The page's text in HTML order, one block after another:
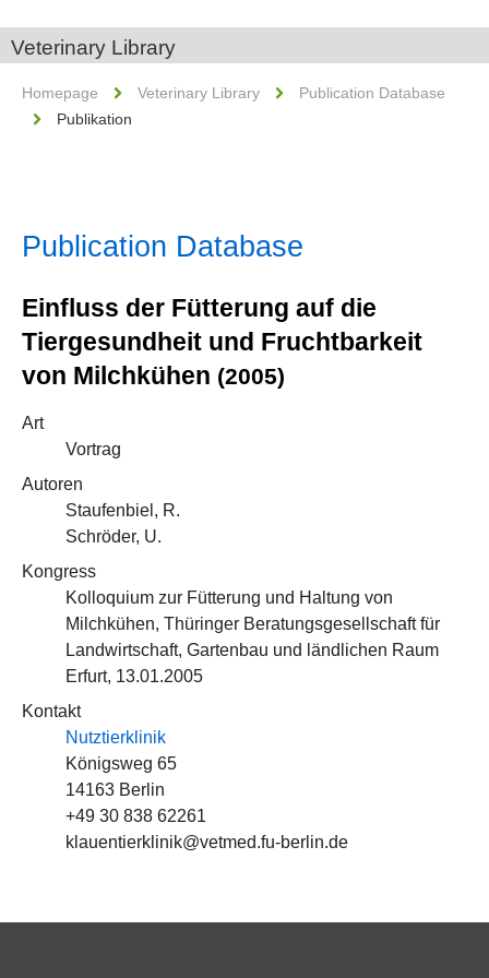
Veterinary Library
Homepage Veterinary Library
Publication Database
Publikation
Publication Database
Einfluss der Fütterung auf die
Tiergesundheit und Fruchtbarkeit
von Milchkühen (2005)
Art
Vortrag
Autoren
Staufenbiel, R.
Schröder, U.
Kongress
Kolloquium zur Fütterung und Haltung von
Milchkühen, Thüringer Beratungsgesellschaft für
Landwirtschaft, Gartenbau und ländlichen Raum
Erfurt, 13.01.2005
Kontakt
Nutztierklinik
Königsweg 65
14163 Berlin
+49 30 838 62261
klauentierklinik@vetmed.fu-berlin.de